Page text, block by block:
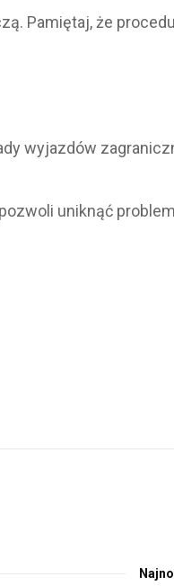
Pamiętaj, że
wyjazdów
uniknąć